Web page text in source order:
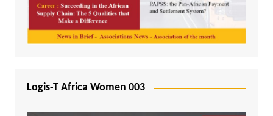
Logis-T Africa Women 003